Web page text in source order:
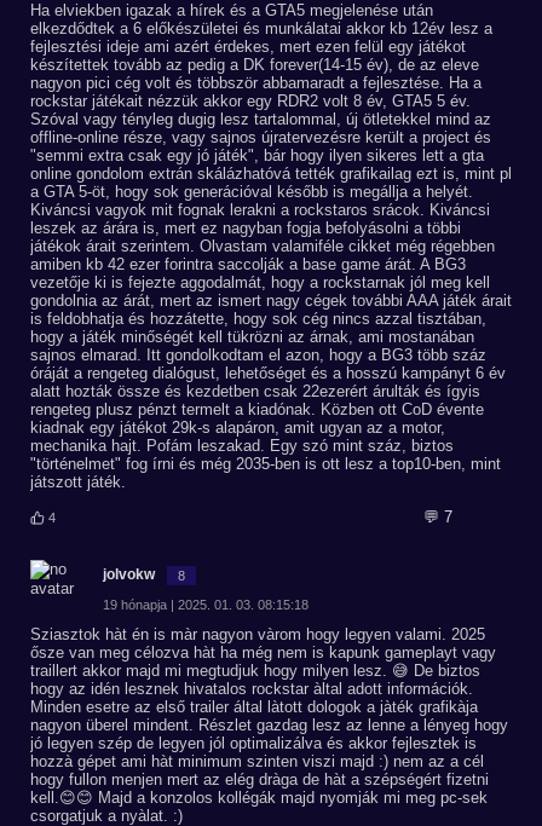
Ha elviekben igazak a hírek és a GTA5 megjelenése után
elkezdődtek a 6 előkészületei és munkálatai akkor kb 12év lesz a
fejlesztési ideje ami azért érdekes, mert ezen felül egy játékot
készítettek tovább az pedig a DK forever(14-15 év), de az eleve
nagyon pici cég volt és többször abbamaradt a fejlesztése. Ha a
rockstar játékait nézzük akkor egy RDR2 volt 8 év, GTA5 5 év.
Szóval vagy tényleg dugig lesz tartalommal, új ötletekkel mind az
offline-online része, vagy sajnos újratervezésre került a project és
"semmi extra csak egy jó játék", bár hogy ilyen sikeres lett a gta
online gondolom extrán skálázhatóvá tették grafikailag ezt is, mint pl
a GTA 5-öt, hogy sok generációval később is megállja a helyét.
Kiváncsi vagyok mit fognak lerakni a rockstaros srácok. Kiváncsi
leszek az árára is, mert ez nagyban fogja befolyásolni a többi
játékok árait szerintem. Olvastam valamiféle cikket még régebben
amiben kb 42 ezer forintra saccolják a base game árát. A BG3
vezetője ki is fejezte aggodalmát, hogy a rockstarnak jól meg kell
gondolnia az árát, mert az ismert nagy cégek további AAA játék árait
is feldobhatja és hozzátette, hogy sok cég nincs azzal tisztában,
hogy a játék minőségét kell tükrözni az árnak, ami mostanában
sajnos elmarad. Itt gondolkodtam el azon, hogy a BG3 több száz
óráját a rengeteg dialógust, lehetőséget és a hosszú kampányt 6 év
alatt hozták össze és kezdetben csak 22ezerért árulták és ígyis
rengeteg plusz pénzt termelt a kiadónak. Közben ott CoD évente
kiadnak egy játékot 29k-s alapáron, amit ugyan az a motor,
mechanika hajt. Pofám leszakad. Egy szó mint száz, biztos
"történelmet" fog írni és még 2035-ben is ott lesz a top10-ben, mint
játszott játék.
4 💬 7
jolvokw 8
19 hónapja | 2025. 01. 03. 08:15:18
Sziasztok hàt én is màr nagyon vàrom hogy legyen valami. 2025
ősze van meg célozva hàt ha még nem is kapunk gameplayt vagy
traillert akkor majd mi megtudjuk hogy milyen lesz. 😅 De biztos
hogy az idén lesznek hivatalos rockstar àltal adott információk.
Minden esetre az első trailer által làtott dologok a jàték grafikàja
nagyon überel mindent. Részlet gazdag lesz az lenne a lényeg hogy
jó legyen szép de legyen jól optimalizálva és akkor fejlesztek is
hozzà gépet ami hàt minimum szinten viszi majd :) nem az a cél
hogy fullon menjen mert az elég dràga de hàt a szépségért fizetni
kell.😊😊 Majd a konzolos kollégák majd nyomják mi meg pc-sek
csorgatjuk a nyàlat. :)